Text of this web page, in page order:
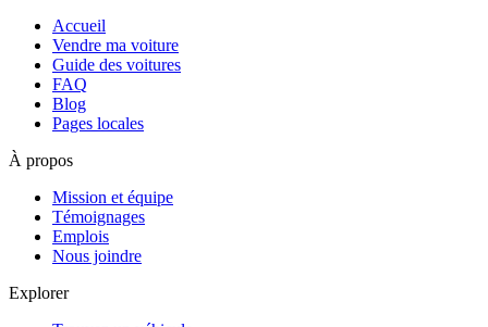
Accueil
Vendre ma voiture
Guide des voitures
FAQ
Blog
Pages locales
À propos
Mission et équipe
Témoignages
Emplois
Nous joindre
Explorer